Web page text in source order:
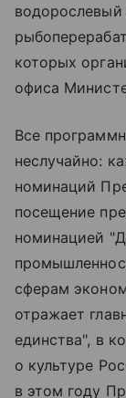
которых
офиса
Все
неслучайно:
номинаций
посещение
номинацией
сферам
отражает
единства", в
о культуре
в этом году